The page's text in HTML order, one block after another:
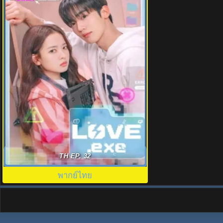
โค้ดรักหัวใจไม่มีรวน (2025) LOVE.exe
พากย์ไทย EP.1-16 (จบ)
TH EP. 32
พากย์ไทย